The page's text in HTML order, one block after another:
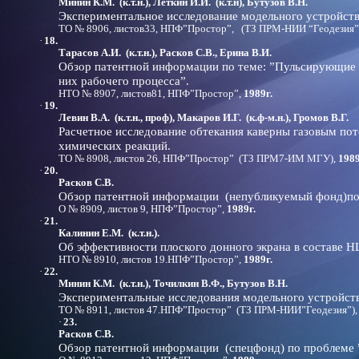
Минин К.М. (к.т.н.), Леткин И.И. (к.т.н), Бутузов В.Н.
Экспериментальное исследование модельного
ТО № 8906, листов33, НПФ”Простор”, (ТЗ ПРМ-НИИ
· 18.
Тарасов А.И. (к.т.н.), Расков С.В., Ерина В.И.
Обзор патентной информации по теме: ”Пульсирующие
них рабочего процесса”.
НТО № 8907, листов81, НПФ”Простор”,1989г.
· 19.
Левин В.А. (к.т.н., проф), Макаров И.Г. (к.ф-м.н.), Громов В.Г.
Расчетное исследование обтекания каверны газовым
химических реакций.
ТО № 8908, листов 26, НПФ”Простор” (ТЗ ПРМ7-ИМ МГУ),
· 20.
Расков С.В.
Обзор патентной информации (непубликуемый
О № 8909, листов 9, НПФ”Простор”, 1989г.
· 21.
Калинин Е.М. (к.т.н.).
Об эффективности плоского донного экрана в
НТО № 8910, листов 19.НПФ”Простор”, 1989г.
· 22.
Минин К.М. (к.т.н.), Точилкин В.Ф., Бутузов В.Н.
Экспериментальные исследования модельного
ТО № 8911, листов 47.НПФ”Простор” (ТЗ ПРМ-НИИ”Геодезия”),
· 23.
Расков С.В.
Обзор патентной информации (спецфонд) по проблеме